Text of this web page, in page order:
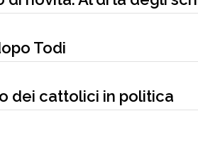
Todi
dei cattolici in politica